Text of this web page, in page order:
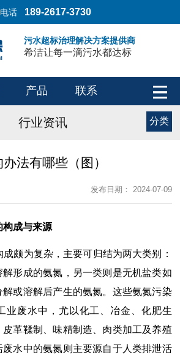
话 189-2617-3730
污水超标治理解决方案提供商
希洁让每一滴污水都达标
产品 联系
行业资讯 分类
法有哪些（图）
发布日期： 2024-07-09
构成与来源
颇为复杂，主要可归结为两大类别：
形成的氨氮，另一类则是无机盐类如
或溶解后产生的氨氮。这些氨氮污染
业废水中，尤以化工、冶金、化肥生
革鞣制、味精制造、肉类加工及养殖
水中的氨氮则主要源自于人类排泄活